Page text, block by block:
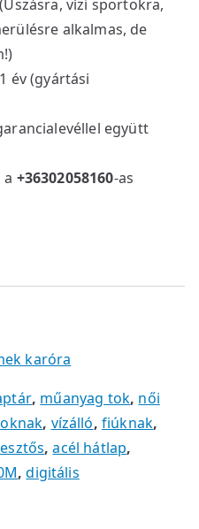
(Úszásra, vízi sportokra,
alkalmas, de
év (gyártási
együtt
+36302058160-as
karóra
, műanyag tok, női
, vízálló, fiúknak,
,acél hátlap,
,digitális